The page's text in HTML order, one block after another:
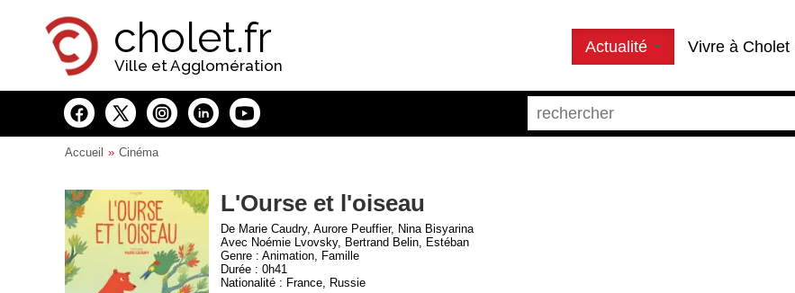
cholet.fr
Ville et Agglomération
Actualité Vivre à Cholet
Accueil Cinéma
L'Ourse et l'oiseau
De Marie Caudry, Aurore Peuffier, Nina Bisyarina
Avec Noémie Lvovsky, Bertrand Belin, Estéban
Genre : Animation, Famille
Durée : 0h41
Nationalité : France, Russie